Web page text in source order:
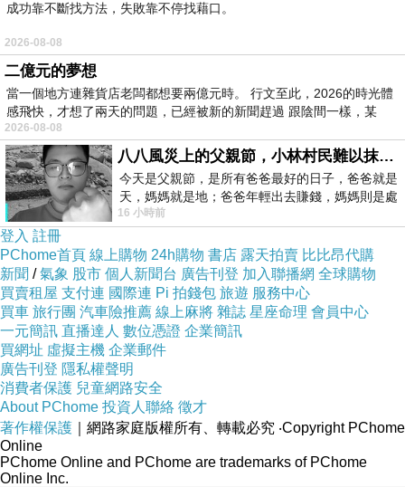
成功靠不斷找方法，失敗靠不停找藉口。
2026-08-08
二億元的夢想
當一個地方連雜貨店老闆都想要兩億元時。 行文至此，2026的時光體
感飛快，才想了兩天的問題，已經被新的新聞趕過 跟陰間一樣，某
2026-08-08
八八風災上的父親節，小林村民難以抹滅的痛
今天是父親節，是所有爸爸最好的日子，爸爸就是
天，媽媽就是地；爸爸年輕出去賺錢，媽媽則是處
理家務，職業不分高低貴賤，只有人品才
16 小時前
登入 註冊
PChome首頁 線上購物 24h購物 書店 露天拍賣 比比昂代購
新聞 /氣象 股市 個人新聞台 廣告刊登 加入聯播網 全球購物
買賣租屋 支付連 國際連 Pi 拍錢包 旅遊 服務中心
買車 旅行團 汽車險推薦 線上麻將 雜誌 星座命理 會員中心
一元簡訊 直播達人 數位憑證 企業簡訊
買網址 虛擬主機 企業郵件
廣告刊登 隱私權聲明
消費者保護 兒童網路安全
About PChome 投資人聯絡 徵才
著作權保護 ｜網路家庭版權所有、轉載必究 ‧Copyright PChome
Online
PChome Online and PChome are trademarks of PChome
Online Inc.